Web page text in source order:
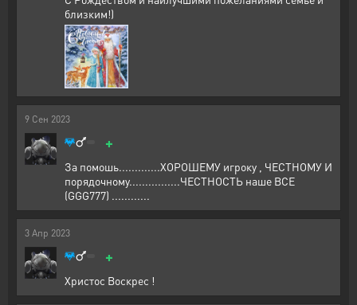
близким!)
9 Сен 2023
+
За помошь.............ХОРОШЕМУ игроку , ЧЕСТНОМУ И
порядочному................ЧЕСТНОСТЬ наше ВСЕ
(GGG777) ............
3 Апр 2023
+
Христос Воскрес !